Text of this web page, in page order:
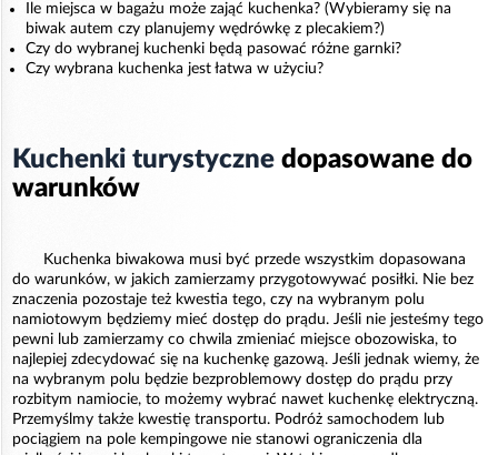
Ile miejsca w bagażu może zająć kuchenka? (Wybieramy się na
biwak autem czy planujemy wędrówkę z plecakiem?)
Czy do wybranej kuchenki będą pasować różne garnki?
Czy wybrana kuchenka jest łatwa w użyciu?
Kuchenki turystyczne dopasowane do
warunków
Kuchenka biwakowa musi być przede wszystkim dopasowana
do warunków, w jakich zamierzamy przygotowywać posiłki. Nie bez
znaczenia pozostaje też kwestia tego, czy na wybranym polu
namiotowym będziemy mieć dostęp do prądu. Jeśli nie jesteśmy tego
pewni lub zamierzamy co chwila zmieniać miejsce obozowiska, to
najlepiej zdecydować się na kuchenkę gazową. Jeśli jednak wiemy, że
na wybranym polu będzie bezproblemowy dostęp do prądu przy
rozbitym namiocie, to możemy wybrać nawet kuchenkę elektryczną.
Przemyślmy także kwestię transportu. Podróż samochodem lub
pociągiem na pole kempingowe nie stanowi ograniczenia dla